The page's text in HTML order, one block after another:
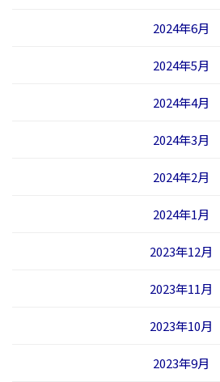
2024年6月
2024年5月
2024年4月
2024年3月
2024年2月
2024年1月
2023年12月
2023年11月
2023年10月
2023年9月